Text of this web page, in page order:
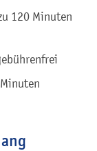
120 Minuten